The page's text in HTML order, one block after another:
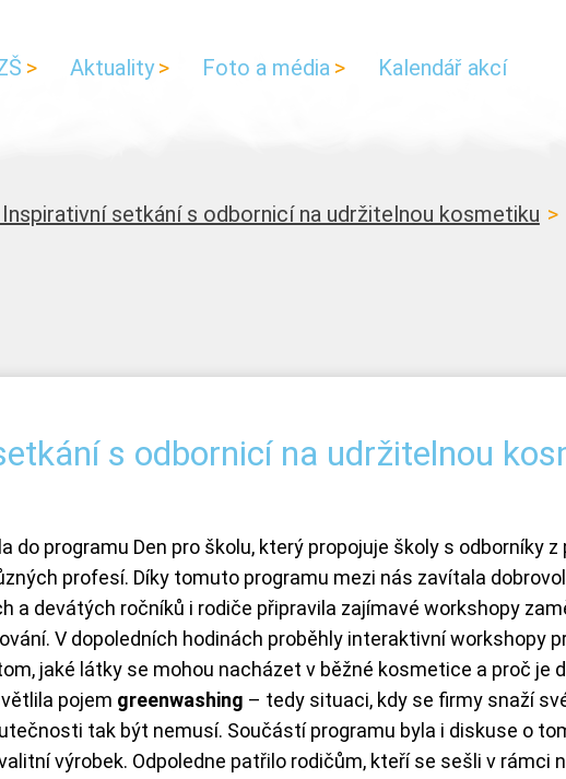
Aktuality Foto a média Kalendář akcí
setkání s odbornicí na udržitelnou kosmetiku
s odbornicí na udržitelnou
do programu Den pro školu, který propojuje školy s odborníky z
profesí. Díky tomuto programu mezi nás zavítala
a devátých ročníků i rodiče připravila zajímavé workshopy
V dopoledních hodinách proběhly interaktivní workshopy
jaké látky se mohou nacházet v běžné kosmetice a proč je
pojem greenwashing – tedy situaci, kdy se firmy snaží
tak být nemusí. Součástí programu byla i diskuse o
výrobek. Odpoledne patřilo rodičům, kteří se sešli v rámci